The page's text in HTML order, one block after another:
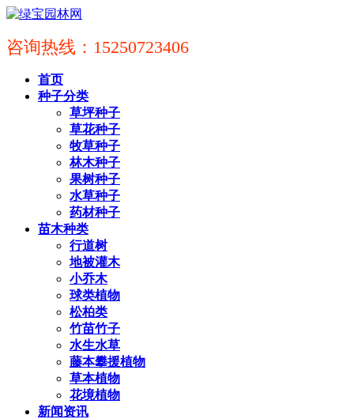
咨询热线：15250723406
首页
种子分类
草坪种子
草花种子
牧草种子
林木种子
果树种子
水草种子
药材种子
苗木种类
行道树
地被灌木
小乔木
球类植物
松柏类
竹苗竹子
水生水草
藤本攀援植物
草本植物
花境植物
新闻资讯